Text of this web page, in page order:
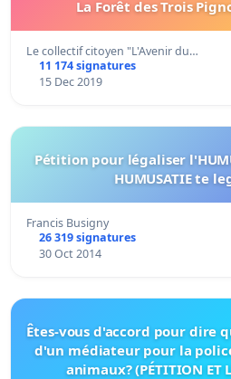
La Forêt des Trois
Le collectif citoyen "L'Avenir du…
11 174 signatures
15 Dec 2019
Pétition pour légaliser l'HUMUSATION / Petitie om
HUMUSATIE te
Francis Busigny
26 319 signatures
30 Oct 2014
Êtes-vous d'accord pour dire
d'un médiateur pour la
animaux? (PÉTITION ET